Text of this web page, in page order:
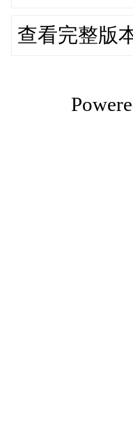
查看完整版